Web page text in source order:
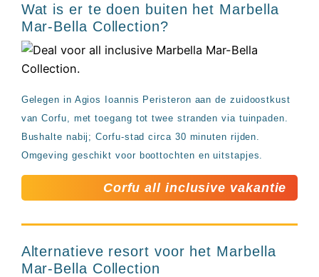
Wat is er te doen buiten het Marbella
Mar-Bella Collection?
Gelegen in Agios Ioannis Peristeron aan de zuidoostkust
van Corfu, met toegang tot twee stranden via tuinpaden.
Bushalte nabij; Corfu-stad circa 30 minuten rijden.
Omgeving geschikt voor boottochten en uitstapjes.
Corfu all inclusive vakantie
Alternatieve resort voor het Marbella
Mar-Bella Collection